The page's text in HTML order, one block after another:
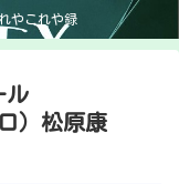
やこれや録
ル
）松原康